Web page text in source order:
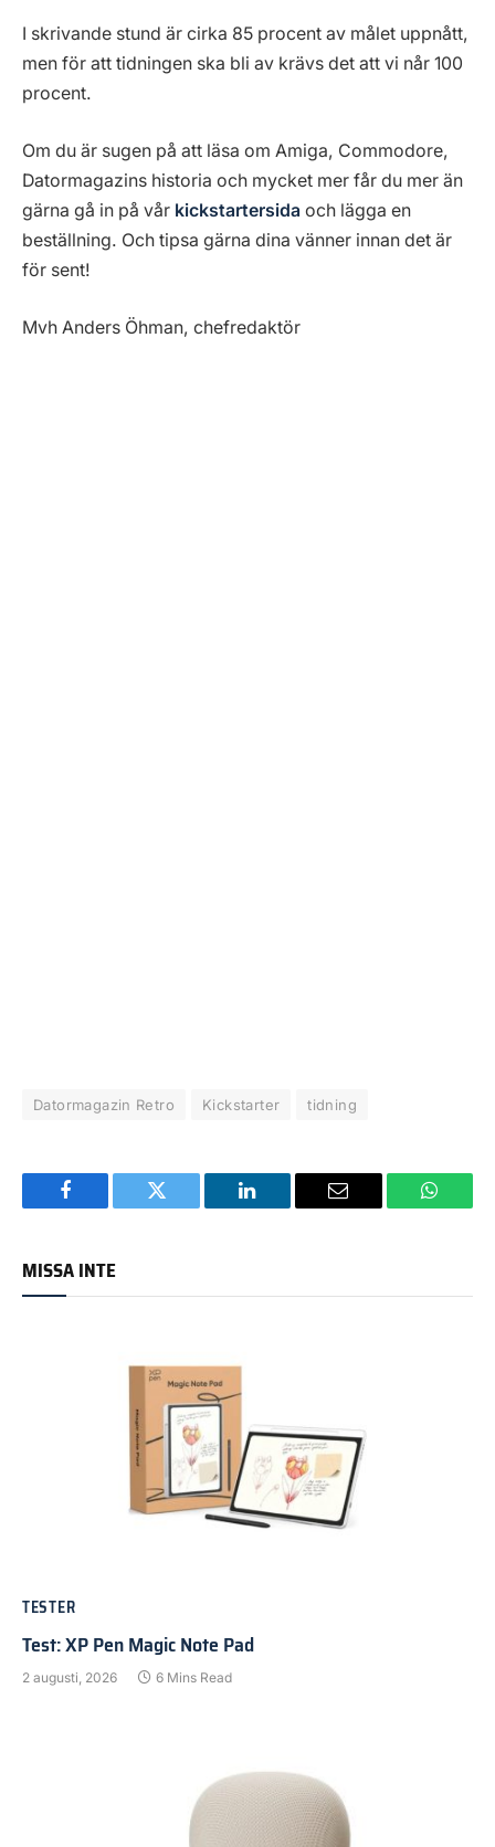
I skrivande stund är cirka 85 procent av målet uppnått,
men för att tidningen ska bli av krävs det att vi når 100
procent.
Om du är sugen på att läsa om Amiga, Commodore,
Datormagazins historia och mycket mer får du mer än
gärna gå in på vår kickstartersida och lägga en
beställning. Och tipsa gärna dina vänner innan det är
för sent!
Mvh Anders Öhman, chefredaktör
Datormagazin Retro Kickstarter tidning
Facebook Twitter LinkedIn Email
MISSA INTE
TESTER
Test: XP Pen Magic Note Pad
2 augusti, 2026 6 Mins Read